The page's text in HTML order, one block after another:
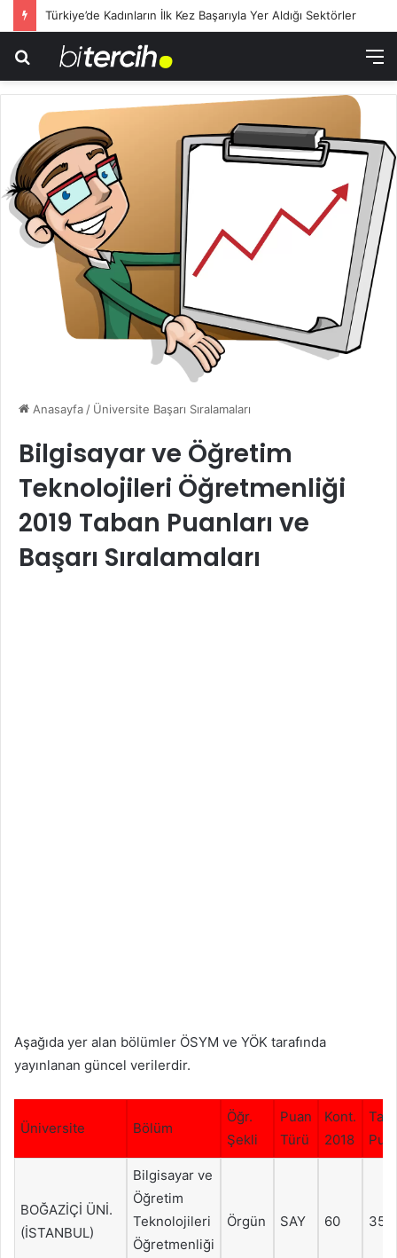
Türkiye’de Kadınların İlk Kez Başarıyla Yer Aldığı Sektörler
Arama
yap
Anasayfa / Üniversite Başarı Sıralamaları
Bilgisayar ve Öğretim
Teknolojileri Öğretmenliği
2019 Taban Puanları ve
Başarı Sıralamaları
Aşağıda yer alan bölümler ÖSYM ve YÖK tarafında
yayınlanan güncel verilerdir.
Üniversite Bölüm
Öğr.
Şekli
Puan
Türü
Kont.
2018
BOĞAZİÇİ ÜNİ.
(İSTANBUL)
Bilgisayar ve
Öğretim
Teknolojileri
Öğretmenliği
Örgün SAY 60